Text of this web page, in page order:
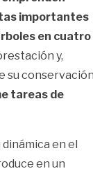
importantes
en cuatro
y,
su
tareas de
en el
en un